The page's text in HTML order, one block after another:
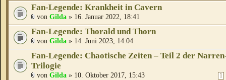
Fan-Legende: Krankheit in Cavern
von Gilda » 16. Januar 2022, 18:41
Fan-Legende: Thorald und Thorn
von Gilda » 14. Juni 2023, 14:04
Fan-Legende: Chaotische Zeiten – Teil 2 der
Trilogie
1
von Gilda » 10. Oktober 2017, 15:43